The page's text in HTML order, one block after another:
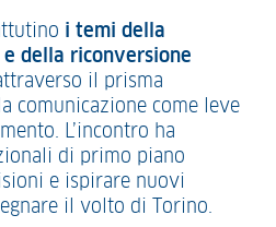
i temi della
della riconversione
il prisma
comunicazione come leve
L’incontro ha
di primo piano
e ispirare nuovi
il volto di Torino.